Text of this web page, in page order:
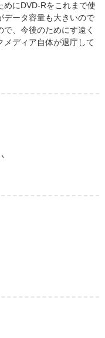
めにDVD-Rをこれまで使
データ容量も大きいので
、今後のためにす遠く
メディア自体が退庁して